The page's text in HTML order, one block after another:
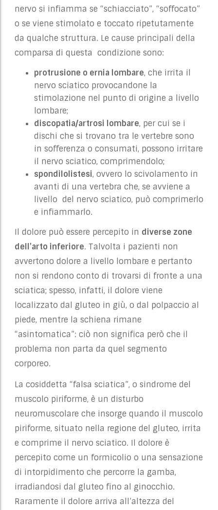
nervo si infiamma se “schiacciato”, “soffocato”
o se viene stimolato e toccato ripetutamente
da qualche struttura. Le cause principali della
comparsa di questa condizione sono:
protrusione o ernia lombare, che irrita il
nervo sciatico provocandone la
stimolazione nel punto di origine a livello
lombare;
discopatia/artrosi lombare, per cui se i
dischi che si trovano tra le vertebre sono
in sofferenza o consumati, possono irritare
il nervo sciatico, comprimendolo;
spondilolistesi, ovvero lo scivolamento in
avanti di una vertebra che, se avviene a
livello del nervo sciatico, può comprimerlo
e infiammarlo.
Il dolore può essere percepito in diverse zone
dell’arto inferiore. Talvolta i pazienti non
avvertono dolore a livello lombare e pertanto
non si rendono conto di trovarsi di fronte a una
sciatica; spesso, infatti, il dolore viene
localizzato dal gluteo in giù, o dal polpaccio al
piede, mentre la schiena rimane
“asintomatica”: ciò non significa però che il
problema non parta da quel segmento
corporeo.
La cosiddetta “falsa sciatica”, o sindrome del
muscolo piriforme, è un disturbo
neuromuscolare che insorge quando il muscolo
piriforme, situato nella regione del gluteo, irrita
e comprime il nervo sciatico. Il dolore è
percepito come un formicolio o una sensazione
di intorpidimento che percorre la gamba,
irradiandosi dal gluteo fino al ginocchio.
Raramente il dolore arriva all’altezza del